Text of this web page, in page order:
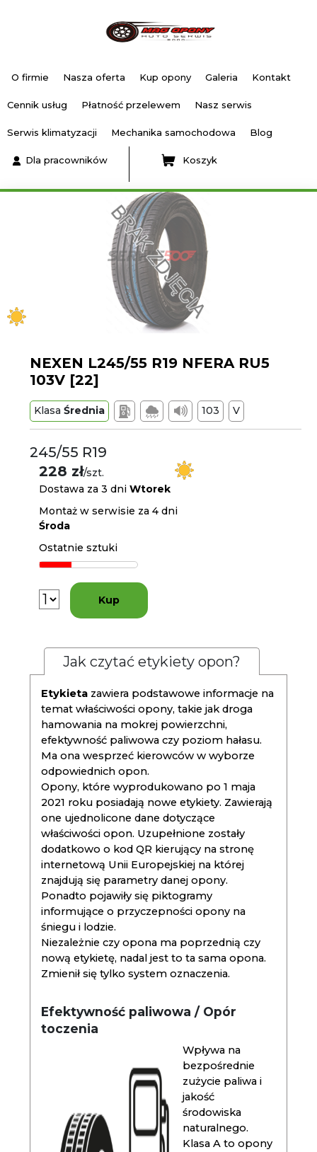
O firmie Nasza oferta Kup opony Galeria Kontakt
Cennik usług Płatność przelewem Nasz serwis
Serwis klimatyzacji Mechanika samochodowa Blog
Dla pracowników Koszyk
NEXEN L245/55 R19 NFERA RU5
103V [22]
KlasaŚrednia 103 V
245/55 R19
228 zł/szt.
Dostawa za 3 dni Wtorek
Montaż w serwisie za 4 dni
Środa
Ostatnie sztuki
Kup
Jak czytać etykiety opon?
Etykieta zawiera podstawowe informacje na
temat właściwości opony, takie jak droga
hamowania na mokrej powierzchni,
efektywność paliwowa czy poziom hałasu.
Ma ona wesprzeć kierowców w wyborze
odpowiednich opon.
Opony, które wyprodukowano po 1 maja
2021 roku posiadają nowe etykiety. Zawierają
one ujednolicone dane dotyczące
właściwości opon. Uzupełnione zostały
dodatkowo o kod QR kierujący na stronę
internetową Unii Europejskiej na której
znajdują się parametry danej opony.
Ponadto pojawiły się piktogramy
informujące o przyczepności opony na
śniegu i lodzie.
Niezależnie czy opona ma poprzednią czy
nową etykietę, nadal jest to ta sama opona.
Zmienił się tylko system oznaczenia.
Efektywność paliwowa / Opór
toczenia
Wpływa na
bezpośrednie
zużycie paliwa i
jakość
środowiska
naturalnego.
Klasa A to opony